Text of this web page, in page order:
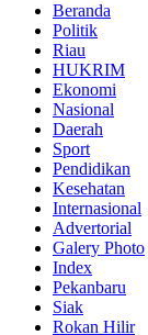
Beranda
Politik
Riau
HUKRIM
Ekonomi
Nasional
Daerah
Sport
Pendidikan
Kesehatan
Internasional
Advertorial
Galery Photo
Index
Pekanbaru
Siak
Rokan Hilir